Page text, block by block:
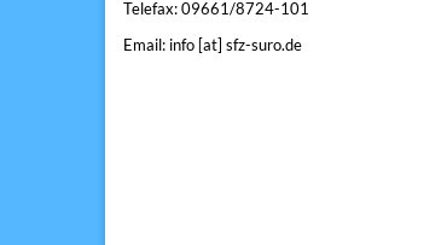
Telefax: 09661/8724-101
Email: info [at] sfz-suro.de